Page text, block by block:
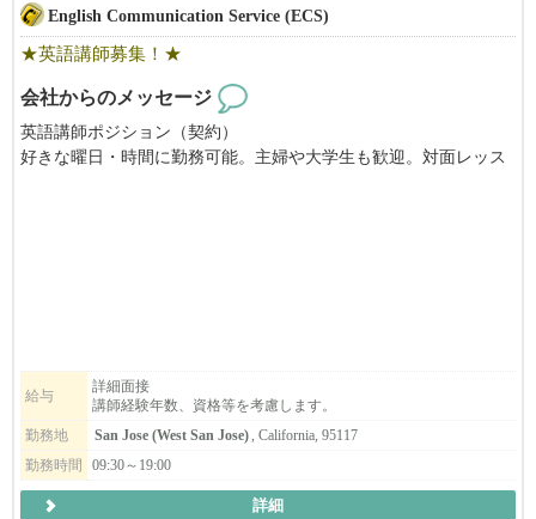
English Communication Service (ECS)
★英語講師募集！★
会社からのメッセージ
英語講師ポジション（契約）
好きな曜日・時間に勤務可能。主婦や大学生も歓迎。対面レッス
English Communication Service (ECS) is seeking dedicated English teac
hers who strive to help students reach their full potential while providing
instruction with empathy and care.
給与
詳細面接
講師経験年数、資格等を考慮します。
勤務地
San Jose (West San Jose), California, 95117
勤務時間
09:30～19:00
詳細